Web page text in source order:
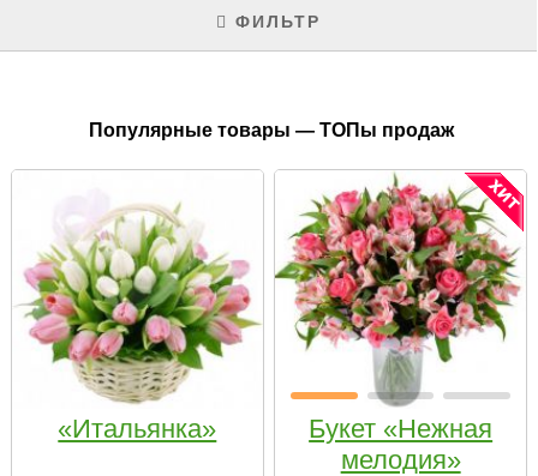
ФИЛЬТР
Популярные товары — ТОПы продаж
«Итальянка»
Букет «Нежная
мелодия»